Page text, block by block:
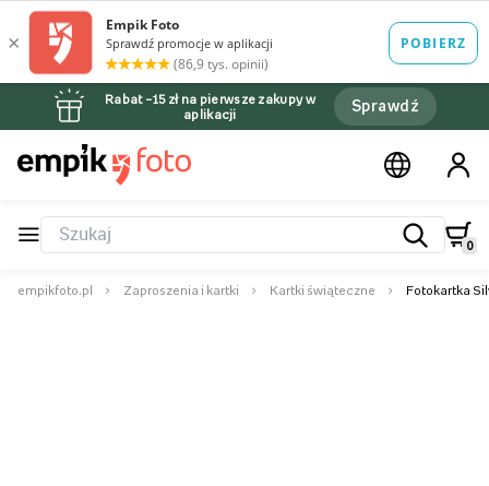
Rabat –15 zł na pierwsze zakupy w
aplikacji
Sprawdź
0
empikfoto.pl Zaproszenia i kartki Kartki świąteczne Fotokartka